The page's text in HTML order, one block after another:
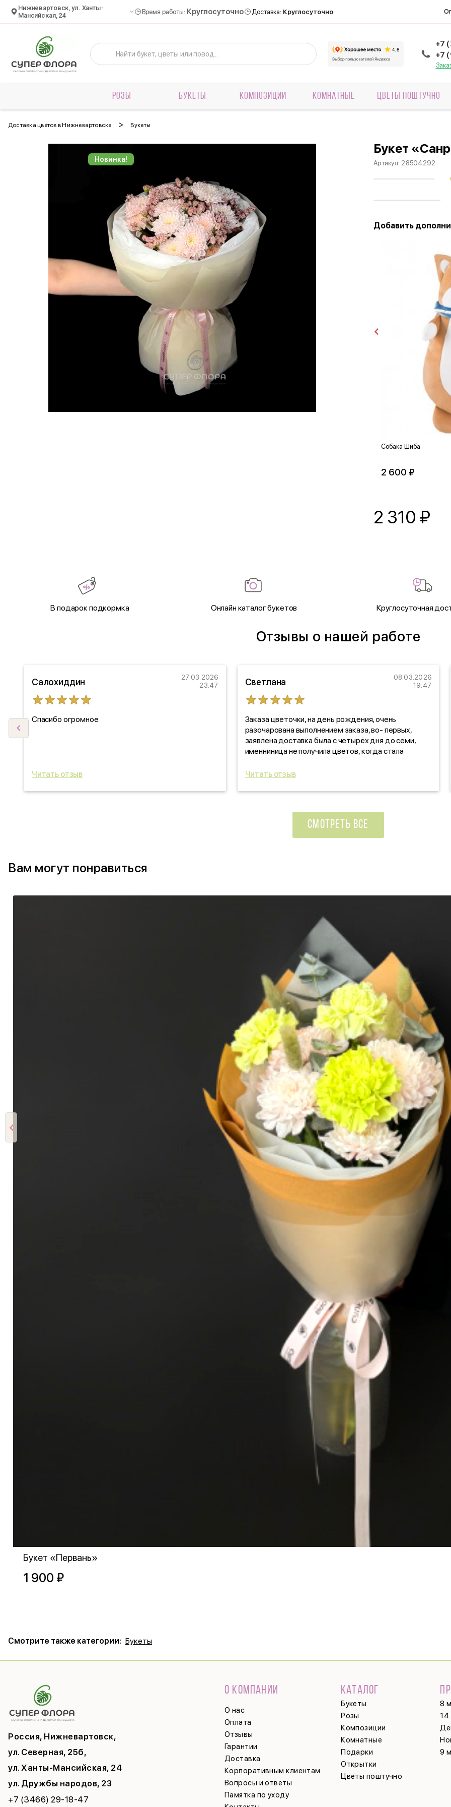
Нижневартовск, ул. Ханты-
Мансийская, 24
Время работы: Круглосуточно Доставка: Круглосуточно
+7
+7
РОЗЫ БУКЕТЫ КОМПОЗИЦИИ КОМНАТНЫЕ ЦВЕТЫ ПОШТУЧНО
Доставка цветов в Нижневартовске > Букеты
Новинка!
Букет
Артикул: 28504292
Добавить
Собака Шиба
2 600 ₽
2 310 ₽
В подарок подкормка Онлайн каталог букетов Круглосуточная
Отзывы о нашей работе
Салохиддин
27.03.2026
23:47
Спасибо огромное
Читать отзыв
Светлана
08.03.2026
19:47
Заказа цветочки, на день рождения, очень
разочарована выполнением заказа, во- первых,
заявлена доставка была с четырёх дня до семи,
именниница не получила цветов, когда стала
такое вообще возможно?!!! По качеству цветов,
цветочки, на деле- не свежие, прдмороженные!
поступаете?!!!
Читать отзыв
СМОТРЕТЬ ВСЕ
Вам могут понравиться
Букет «Первань»
1 900 ₽
Смотрите также категории: Букеты
Россия, Нижневартовск,
ул. Северная, 25б,
ул. Ханты-Мансийская, 24
ул. Дружбы народов, 23
+7 (3466) 29-18-47
О КОМПАНИИ
О нас
Оплата
Отзывы
Гарантии
Доставка
Корпоративным клиентам
Вопросы и ответы
Памятка по уходу
КАТАЛОГ
Букеты
Розы
Композиции
Комнатные
Подарки
Открытки
Цветы поштучно
8
14
9